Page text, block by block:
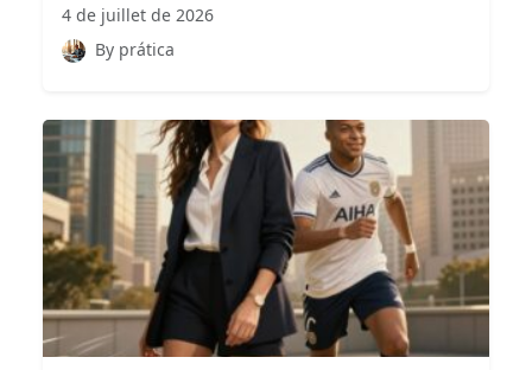
4 de juillet de 2026
By prática